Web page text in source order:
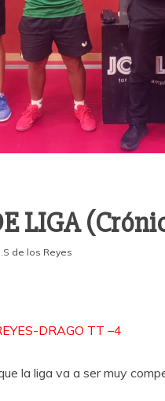
LIGA
de los Reyes
DRAGO TT –4
la liga va a ser muy